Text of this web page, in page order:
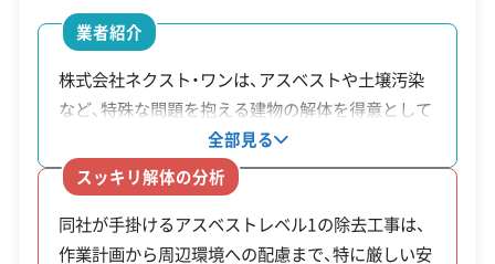
営業日
建物構造 木造
対応業務 産業廃棄物収集運搬業
公式HP 公式サイトを見る
業者紹介
株式会社ネクスト・ワンは、アスベストや土壌汚染
など、特殊な問題を抱える建物の解体を得意として
います。特にアスベスト除去では、発じん性が最も
高い「レベル1」の作業に対応できる技術力がありま
す。工場やプラントだけでなく、浄水場や鉄塔とい
った公共インフラの解体・撤去工事も手掛けてお
り、公共事業の実績も持っています。全国規模の工
全部見る
スッキリ解体の分析
同社が手掛けるアスベストレベル1の除去工事は、
作業計画から周辺環境への配慮まで、特に厳しい安